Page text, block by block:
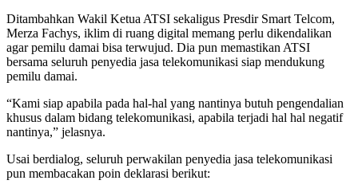
Ditambahkan Wakil Ketua ATSI sekaligus Presdir Smart Telcom,
Merza Fachys, iklim di ruang digital memang perlu dikendalikan
agar pemilu damai bisa terwujud. Dia pun memastikan ATSI
bersama seluruh penyedia jasa telekomunikasi siap mendukung
pemilu damai.
“Kami siap apabila pada hal-hal yang nantinya butuh pengendalian
khusus dalam bidang telekomunikasi, apabila terjadi hal hal negatif
nantinya,” jelasnya.
Usai berdialog, seluruh perwakilan penyedia jasa telekomunikasi
pun membacakan poin deklarasi berikut: